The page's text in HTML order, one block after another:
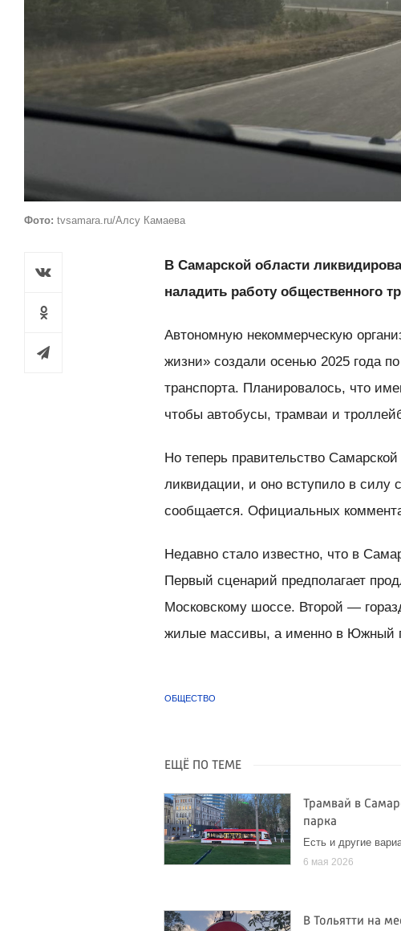
Фото: tvsamara.ru/Алсу Камаева
В Самарской области
наладить работу общественного
Автономную некоммерческую
жизни» создали осенью 2025 года
транспорта. Планировалось, что
чтобы автобусы, трамваи и
Но теперь правительство
ликвидации, и оно вступило в силу
сообщается. Официальных
Недавно стало известно, что в
Первый сценарий предполагает
Московскому шоссе. Второй —
жилые массивы, а именно в Южный
ОБЩЕСТВО
ЕЩЁ ПО ТЕМЕ
Трамвай в
парка
Есть и другие
6 мая 2026
В Тольятти на